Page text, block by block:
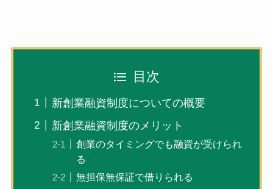
目次
新創業融資制度についての概要
新創業融資制度のメリット
創業のタイミングでも融資が受けられ
る
無担保無保証で借りられる